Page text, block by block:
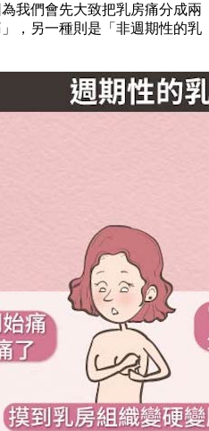
我們會先大致把乳房痛分成兩
，另一種則是「非週期性的乳